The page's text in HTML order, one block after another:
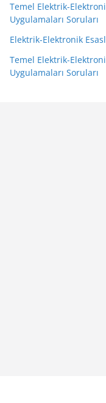
Temel Elektrik-
Uygulamaları Soruları
Elektrik-Elektronik
Temel Elektrik-
Uygulamaları Soruları